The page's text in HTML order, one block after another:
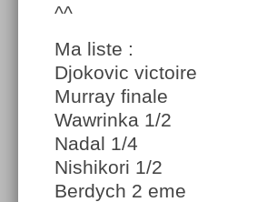
^^
Ma liste :
Djokovic victoire
Murray finale
Wawrinka 1/2
Nadal 1/4
Nishikori 1/2
Berdych 2 eme